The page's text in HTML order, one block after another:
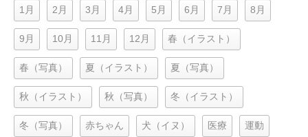
1月 2月 3月 4月 5月 6月 7月 8月
9月 10月 11月 12月 春（イラスト）
春（写真） 夏（イラスト） 夏（写真）
秋（イラスト） 秋（写真） 冬（イラスト）
冬（写真） 赤ちゃん 犬（イヌ） 医療 運動